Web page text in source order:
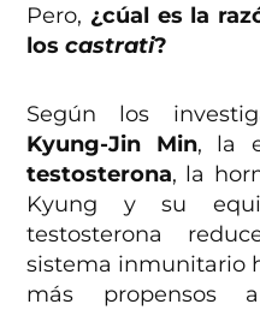
Pero, ¿cúal es la
loscastrati?
Según los
Kyung-Jin Min, la
testosterona, la
Kyung y su
testosterona
sistema inmunitario
más propensos